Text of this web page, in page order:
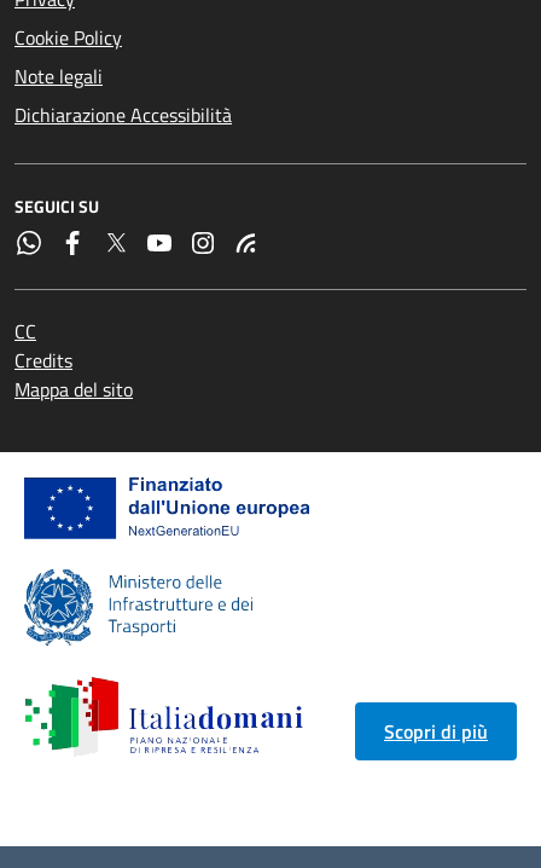
Cookie Policy
Note legali
Dichiarazione Accessibilità
SEGUICI SU
CC
Credits
Mappa del sito
Scopri di più